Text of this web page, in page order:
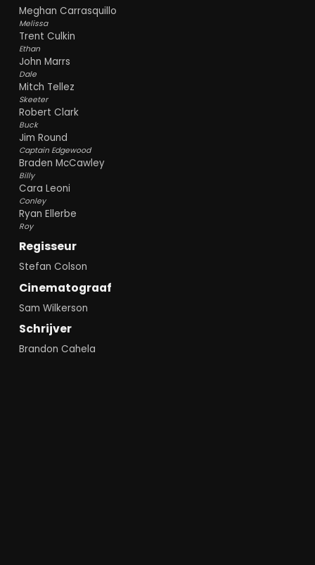
Meghan Carrasquillo
Melissa
Trent Culkin
Ethan
John Marrs
Dale
Mitch Tellez
Skeeter
Robert Clark
Buck
Jim Round
Captain Edgewood
Braden McCawley
Billy
Cara Leoni
Conley
Ryan Ellerbe
Roy
Regisseur
Stefan Colson
Cinematograaf
Sam Wilkerson
Schrijver
Brandon Cahela